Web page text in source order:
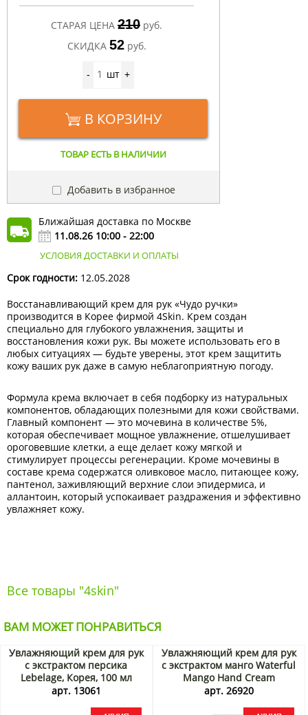
СТАРАЯ ЦЕНА 210 руб.
СКИДКА 52 руб.
- шт +
В КОРЗИНУ
ТОВАР ЕСТЬ В НАЛИЧИИ
Добавить в избранное
Ближайшая доставка по Москве
11.08.26 10:00 - 22:00
УСЛОВИЯ ДОСТАВКИ И ОПЛАТЫ
Срок годности: 12.05.2028
Восстанавливающий крем для рук «Чудо ручки»
производится в Корее фирмой 4Skin. Крем создан
специально для глубокого увлажнения, защиты и
восстановления кожи рук. Вы можете использовать его в
любых ситуациях — будьте уверены, этот крем защитить
кожу ваших рук даже в самую неблагоприятную погоду.
Формула крема включает в себя подборку из натуральных
компонентов, обладающих полезными для кожи свойствами.
Главный компонент — это мочевина в количестве 5%,
которая обеспечивает мощное увлажнение, отшелушивает
ороговевшие клетки, а еще делает кожу мягкой и
стимулирует процессы регенерации. Кроме мочевины в
составе крема содержатся оливковое масло, питающее кожу,
пантенол, заживляющий верхние слои эпидермиса, и
аллантоин, который успокаивает раздражения и эффективно
увлажняет кожу.
Все товары "4skin"
ВАМ МОЖЕТ ПОНРАВИТЬСЯ
Увлажняющий крем для рук
с экстрактом персика
Lebelage, Корея, 100 мл
Акция
арт. 13061
Увлажняющий крем для рук
с экстрактом манго Waterful
Mango Hand Cream
Lebelage, Корея, 100 мл
арт. 26920